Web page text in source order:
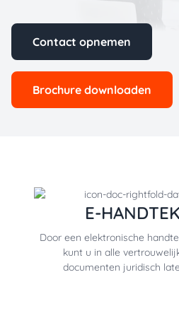
Contact opnemen
Brochure downloaden
E-
Door een elektronische
kunt u in alle
documenten juridisch